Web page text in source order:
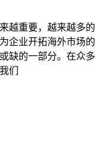
越重要，越来越多的
企业开拓海外市场的
缺的一部分。在众多
们